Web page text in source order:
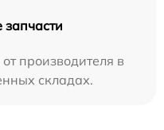
производителя в
складах.